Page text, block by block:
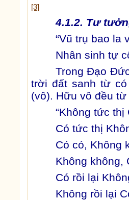
[3]
4.1.2. Tư
“Vũ trụ bao la
Nhân sinh tự
Trong Đạo
trời đất sanh từ
(vô). Hữu vô đều từ
“Không tức thị
Có tức thị
Có có, Không
Không không,
Có rồi lại
Không rồi lại